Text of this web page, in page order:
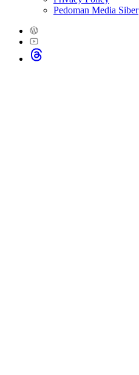
Pedoman Media Siber